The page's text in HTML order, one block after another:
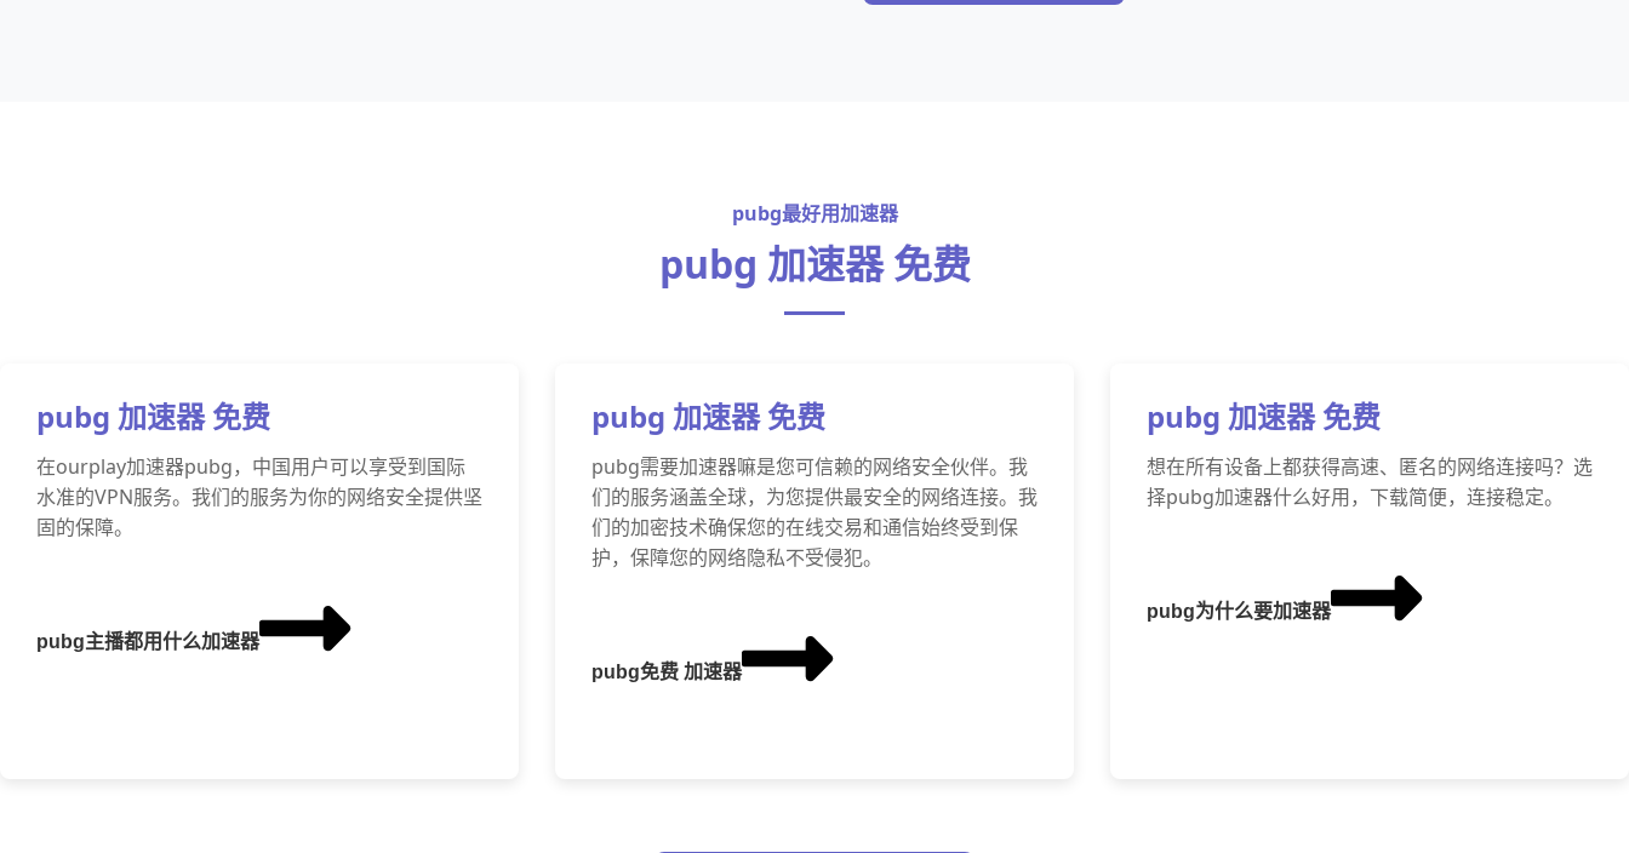
pubg最好用加速器
pubg 加速器 免费
pubg 加速器 免费
在ourplay加速器pubg，中国用户可以享受到国际
水准的VPN服务。我们的服务为你的网络安全提供坚
固的保障。
pubg主播都用什么加速器
pubg 加速器 免费
pubg需要加速器嘛是您可信赖的网络安全伙伴。我
们的服务涵盖全球，为您提供最安全的网络连接。我
们的加密技术确保您的在线交易和通信始终受到保
护，保障您的网络隐私不受侵犯。
pubg免费 加速器
pubg 加速器 免费
想在所有设备上都获得高速、匿名的网络连接吗？选
择pubg加速器什么好用，下载简便，连接稳定。
pubg为什么要加速器